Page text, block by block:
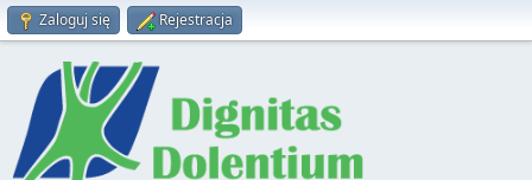
Zaloguj się Rejestracja